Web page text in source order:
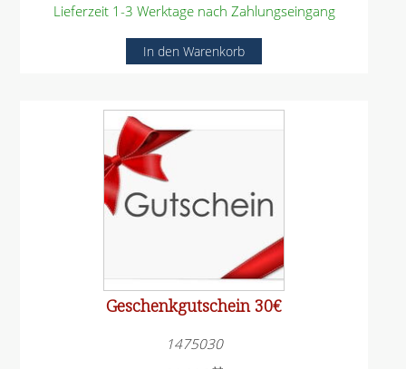
Lieferzeit 1-3 Werktage nach Zahlungseingang
Geschenkgutschein 30€
1475030